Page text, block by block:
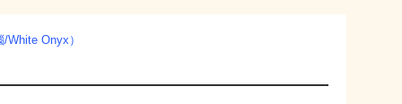
White Onyx）